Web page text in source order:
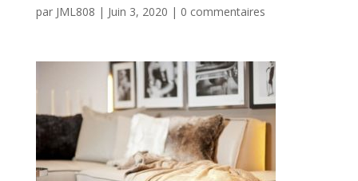
par JML808 | Juin 3, 2020 | 0 commentaires